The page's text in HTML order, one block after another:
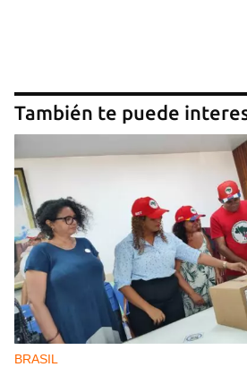
También te puede
BRASIL